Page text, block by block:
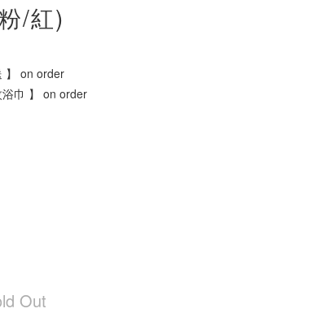
/紅)
】 on order
巾 】 on order
Out